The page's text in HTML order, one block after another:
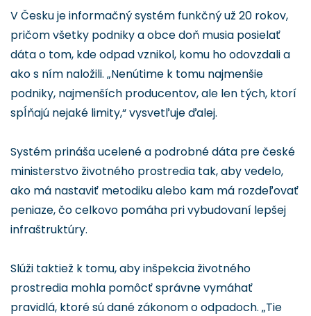
V Česku je informačný systém funkčný už 20 rokov,
pričom všetky podniky a obce doň musia posielať
dáta o tom, kde odpad vznikol, komu ho odovzdali a
ako s ním naložili. „Nenútime k tomu najmenšie
podniky, najmenších producentov, ale len tých, ktorí
spĺňajú nejaké limity,“ vysvetľuje ďalej.
Systém prináša ucelené a podrobné dáta pre české
ministerstvo životného prostredia tak, aby vedelo,
ako má nastaviť metodiku alebo kam má rozdeľovať
peniaze, čo celkovo pomáha pri vybudovaní lepšej
infraštruktúry.
Slúži taktiež k tomu, aby inšpekcia životného
prostredia mohla pomôcť správne vymáhať
pravidlá, ktoré sú dané zákonom o odpadoch. „Tie